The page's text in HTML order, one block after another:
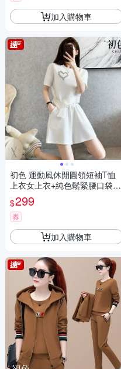
加入購物車
初色 運動風休閒圓領短袖T恤
上衣女上衣+純色鬆緊腰口袋休
閒褲寬褲短褲套裝-共2色-1140
1(M-2XL可選)
$299
券
加入購物車